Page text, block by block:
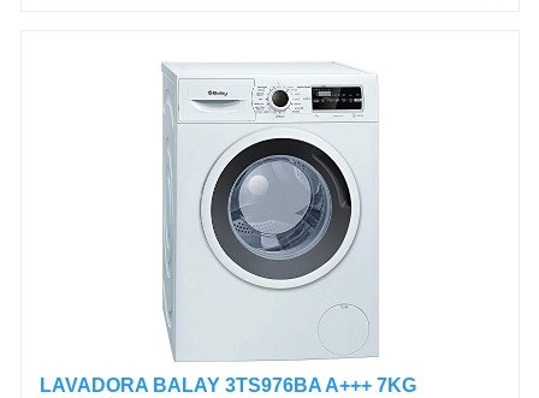
LAVADORA BALAY 3TS976BA A+++ 7KG